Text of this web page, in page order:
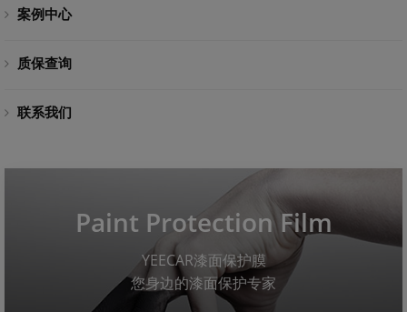
案例中心
质保查询
联系我们
Paint Protection Film
YEECAR漆面保护膜
您身边的漆面保护专家